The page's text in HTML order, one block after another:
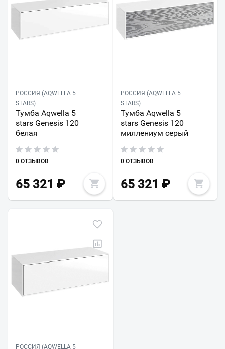
РОССИЯ (AQWELLA 5
STARS)
Тумба Aqwella 5
stars Genesis 120
белая
0 ОТЗЫВОВ
65 321 ₽
РОССИЯ (AQWELLA 5
STARS)
Тумба Aqwella 5
stars Genesis 120
миллениум серый
0 ОТЗЫВОВ
65 321 ₽
РОССИЯ (AQWELLA 5